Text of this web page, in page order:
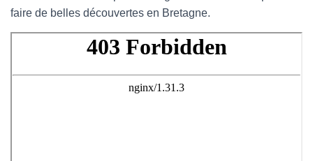
faire de belles découvertes en Bretagne.